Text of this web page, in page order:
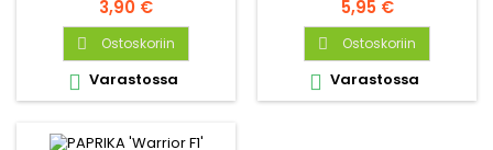
makeudensa ja aromiensa
takia. Suotuisissa oloissa
jopa 30 cm pituiset
hedelmät.
Hinta
3,90 €
 Ostoskoriin
 Varastossa
80 cm korkeaksi.
Hinta
5,95 €
 Ostoskoriin
 Varastossa